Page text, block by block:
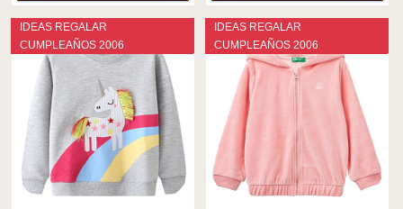
IDEAS REGALAR
CUMPLEAÑOS 2006
IDEAS REGALAR
CUMPLEAÑOS 2006